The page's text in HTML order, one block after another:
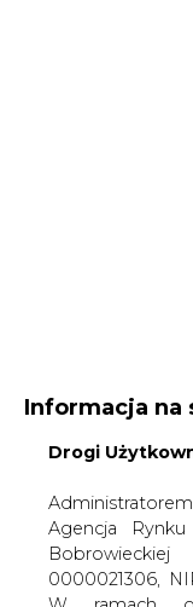
przetwarzania
przez RODO
pod
tym linkiem.
Jeżeli
za
Dzień